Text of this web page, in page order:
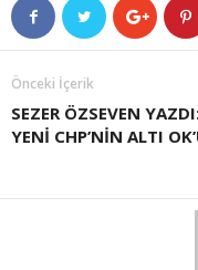
Önceki İçerik
SEZER ÖZSEVEN
YENİ CHP’NİN ALTI